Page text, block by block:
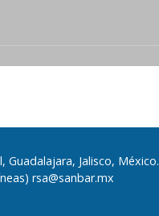
Guadalajara, Jalisco, México.
rsa@sanbar.mx